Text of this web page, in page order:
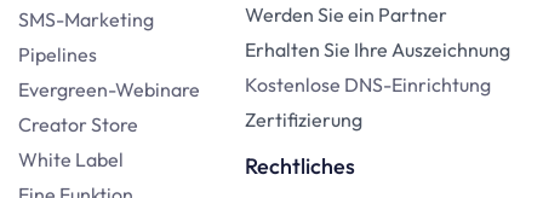
SMS-Marketing
Pipelines
Evergreen-Webinare
Creator Store
White Label
Werden Sie ein Partner
Erhalten Sie Ihre Auszeichnung
Kostenlose DNS-Einrichtung
Zertifizierung
Rechtliches